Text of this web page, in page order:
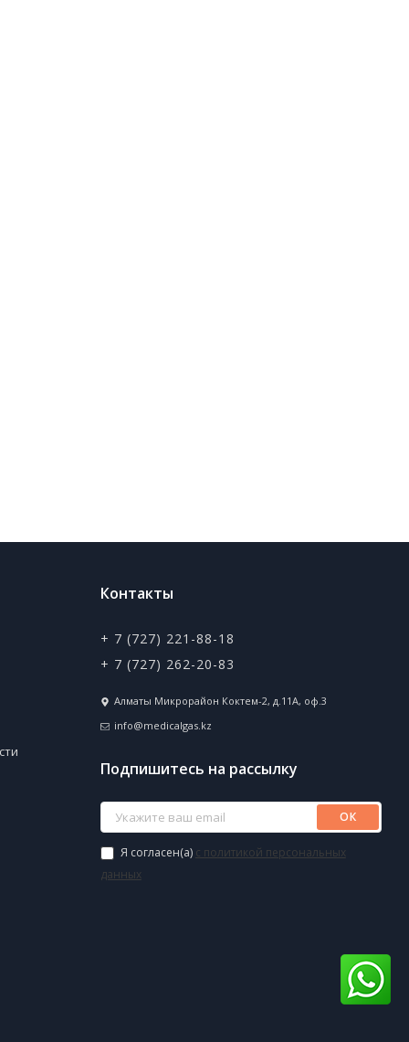
Контакты
+ 7 (727) 221-88-18
+ 7 (727) 262-20-83
Алматы Микрорайон Коктем-2, д.11А, оф.3
info@medicalgas.kz
Подпишитесь на рассылку
ОК
Я согласен(a) с политикой персональных
данных